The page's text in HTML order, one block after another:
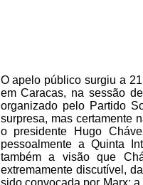
O apelo público surgiu a
em Caracas, na sessão
organizado pelo Partido
surpresa, mas certamente
o presidente Hugo
pessoalmente a Quinta
também a visão que
extremamente discutível,
sido convocada por Marx;